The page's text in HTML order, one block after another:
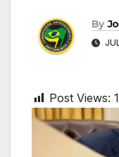
By
Post Views: